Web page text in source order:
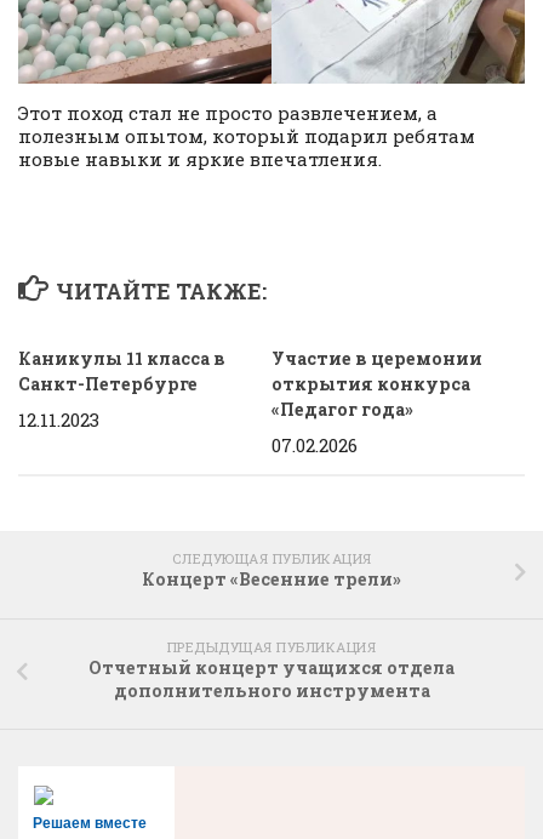
Этот поход стал не просто развлечением, а
полезным опытом, который подарил ребятам
новые навыки и яркие впечатления.
ЧИТАЙТЕ ТАКЖЕ:
Каникулы 11 класса в
Санкт-Петербурге
12.11.2023
Участие в церемонии
открытия конкурса
«Педагог года»
07.02.2026
СЛЕДУЮЩАЯ ПУБЛИКАЦИЯ
Концерт «Весенние трели»
ПРЕДЫДУЩАЯ ПУБЛИКАЦИЯ
Отчетный концерт учащихся отдела
дополнительного инструмента
Решаем вместе